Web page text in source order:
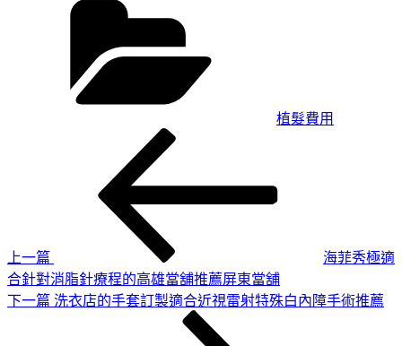
植髮費用
上一篇
海菲秀極適
合針對消脂針療程的高雄當舖推薦屏東當舖
下
下一篇 洗衣店的手套訂製適合近視雷射特殊白內障手術推薦